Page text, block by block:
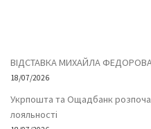
ВІДСТАВКА МИХАЙЛА ФЕДОРОВА:
18/07/2026
Укрпошта та Ощадбанк
лояльності